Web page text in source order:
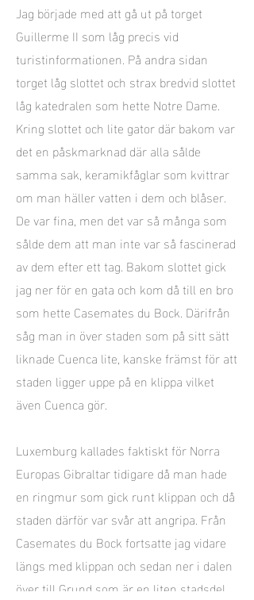
Jag började med att gå ut på torget
Guillerme II som låg precis vid
turistinformationen. På andra sidan
torget låg slottet och strax bredvid slottet
låg katedralen som hette Notre Dame.
Kring slottet och lite gator där bakom var
det en påskmarknad där alla sålde
samma sak, keramikfåglar som kvittrar
om man häller vatten i dem och blåser.
De var fina, men det var så många som
sålde dem att man inte var så fascinerad
av dem efter ett tag. Bakom slottet gick
jag ner för en gata och kom då till en bro
som hette Casemates du Bock. Därifrån
såg man in över staden som på sitt sätt
liknade Cuenca lite, kanske främst för att
staden ligger uppe på en klippa vilket
även Cuenca gör.
Luxemburg kallades faktiskt för Norra
Europas Gibraltar tidigare då man hade
en ringmur som gick runt klippan och då
staden därför var svår att angripa. Från
Casemates du Bock fortsatte jag vidare
längs med klippan och sedan ner i dalen
över till Grund som är en liten stadsdel